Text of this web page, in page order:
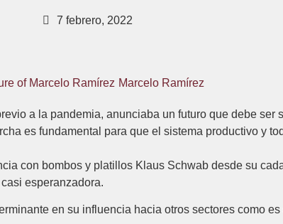
7 febrero, 2022
Marcelo Ramírez
a la pandemia, anunciaba un futuro que debe ser
es fundamental para que el sistema productivo y
con bombos y platillos Klaus Schwab desde su
esperanzadora.
en su influencia hacia otros sectores como